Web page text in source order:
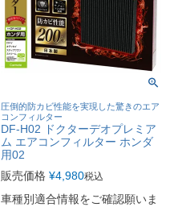
圧倒的防カビ性能を実現した驚きのエア
コンフィルター
DF-H02 ドクターデオプレミア
ム エアコンフィルター ホンダ
用02
販売価格 ¥4,980税込
車種別適合情報をご確認願いま